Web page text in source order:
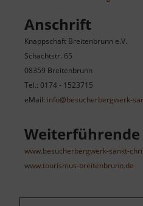
Anschrift
Knappschaft Breitenbrunn e.V.
Schachtstr. 65
08359 Breitenbrunn
Tel.: 0174 - 1523715
eMail: info@besucherbergwerk-
Weiterführende
www.besucherbergwerk-sankt-
www.tourismus-breitenbrunn.de